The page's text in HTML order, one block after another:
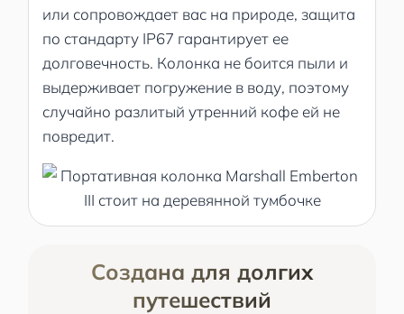
или сопровождает вас на природе, защита
по стандарту IP67 гарантирует ее
долговечность. Колонка не боится пыли и
выдерживает погружение в воду, поэтому
случайно разлитый утренний кофе ей не
повредит.
Создана для долгих
путешествий